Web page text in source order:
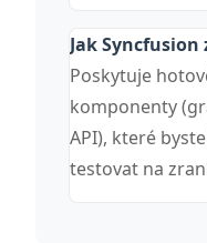
Jak
Poskytuje
komponenty
API), které
testovat na